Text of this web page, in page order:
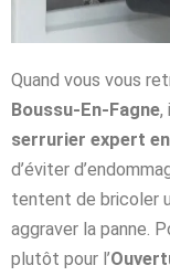
Quand vous vous
Boussu-En-Fagne,
serrurier expert
d’éviter
tentent de bricoler
aggraver la panne.
plutôt pour l’